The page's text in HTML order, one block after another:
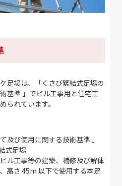
足場は、「くさび緊結式足場の
基準 」でビル工事用と住宅工
られています。
及び使用に関する技術基準 」
式足場
ル工事等の建築、補修及び解体
高さ 45m 以下で使用する本足